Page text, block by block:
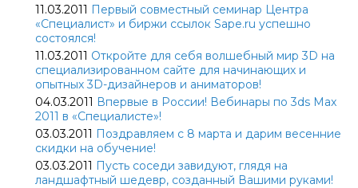
11.03.2011 Первый совместный семинар Центра
«Специалист» и биржи ссылок Sape.ru успешно
состоялся!
11.03.2011 Откройте для себя волшебный мир 3D на
специализированном сайте для начинающих и
опытных 3D-дизайнеров и аниматоров!
04.03.2011 Впервые в России! Вебинары по 3ds Max
2011 в «Специалисте»!
03.03.2011 Поздравляем с 8 марта и дарим весенние
скидки на обучение!
03.03.2011 Пусть соседи завидуют, глядя на
ландшафтный шедевр, созданный Вашими руками!